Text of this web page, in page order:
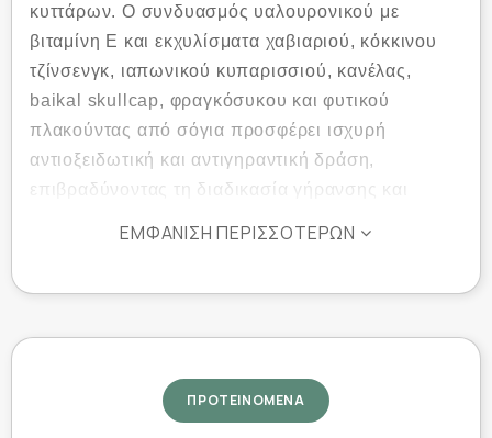
κυττάρων. Ο συνδυασμός υαλουρονικού με
βιταμίνη Ε και εκχυλίσματα χαβιαριού, κόκκινου
τζίνσενγκ, ιαπωνικού κυπαρισσιού, κανέλας,
baikal skullcap, φραγκόσυκου και φυτικού
πλακούντας από σόγια προσφέρει ισχυρή
αντιοξειδωτική και αντιγηραντική δράση,
επιβραδύνοντας τη διαδικασία γήρανσης και
ενίσχυση ενυδάτωσης και θρέψης, η μάσκα αυτή
του τόνου της επιδερμίδας, αφήνοντας την
αίσθηση απαλής και υγιούς όψης από την πρώτη
ΕΜΦΆΝΙΣΗ ΠΕΡΙΣΣΌΤΕΡΩΝ
ΠΡΟΤΕΙΝΟΜΕΝΑ